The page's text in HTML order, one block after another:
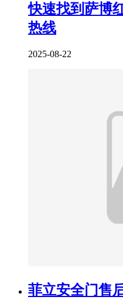
快速找到萨博
热线
2025-08-22
菲立安全门售